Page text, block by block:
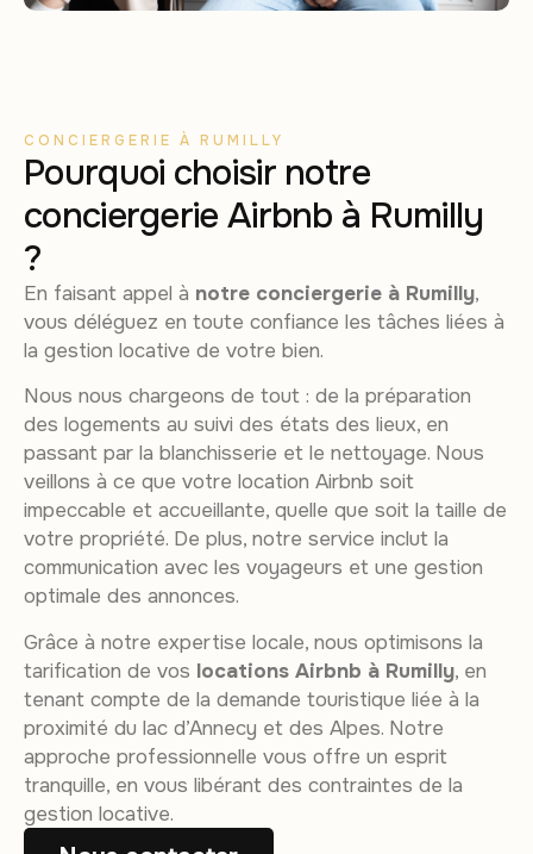
CONCIERGERIE À RUMILLY
Pourquoi choisir notre
conciergerie Airbnb à Rumilly
?
En faisant appel à notre conciergerie à Rumilly,
vous déléguez en toute confiance les tâches liées à
la gestion locative de votre bien.
Nous nous chargeons de tout : de la préparation
des logements au suivi des états des lieux, en
passant par la blanchisserie et le nettoyage. Nous
veillons à ce que votre location Airbnb soit
impeccable et accueillante, quelle que soit la taille de
votre propriété. De plus, notre service inclut la
communication avec les voyageurs et une gestion
optimale des annonces.
Grâce à notre expertise locale, nous optimisons la
tarification de vos locations Airbnb à Rumilly, en
tenant compte de la demande touristique liée à la
proximité du lac d’Annecy et des Alpes. Notre
approche professionnelle vous offre un esprit
tranquille, en vous libérant des contraintes de la
gestion locative.